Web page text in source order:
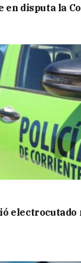
en disputa la